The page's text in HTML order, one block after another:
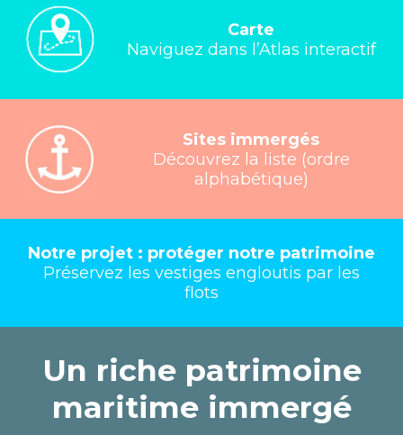
Carte
Naviguez dans l’Atlas interactif
Sites immergés
Découvrez la liste (ordre
alphabétique)
Notre projet : protéger notre patrimoine
Préservez les vestiges engloutis par les
flots
Un riche patrimoine
maritime immergé